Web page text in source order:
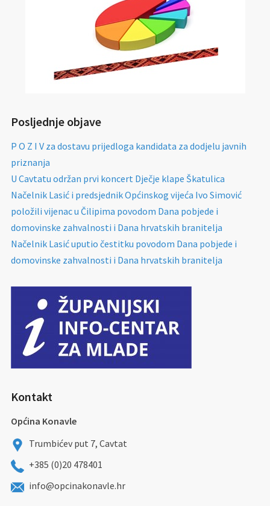
Posljednje objave
P O Z I V za dostavu prijedloga kandidata za dodjelu javnih
priznanja
U Cavtatu održan prvi koncert Dječje klape Škatulica
Načelnik Lasić i predsjednik Općinskog vijeća Ivo Simović
položili vijenac u Čilipima povodom Dana pobjede i
domovinske zahvalnosti i Dana hrvatskih branitelja
Načelnik Lasić uputio čestitku povodom Dana pobjede i
domovinske zahvalnosti i Dana hrvatskih branitelja
Kontakt
Općina Konavle
Trumbićev put 7, Cavtat
+385 (0)20 478401
info@opcinakonavle.hr